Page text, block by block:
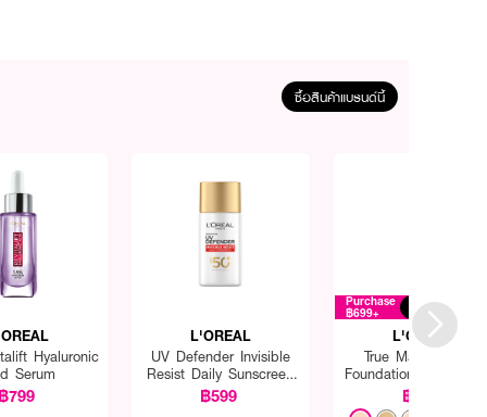
ซื้อสินค้าแบรนด์นี้
Hyaluronic
Serum
799
L'OREAL
UV Defender Invisible
Resist Daily Sunscreen
SPF50+ PA++++ Long
UVA
฿599
Purchase
฿699+ Free
L'OREAL
True Match Liquid
Foundation SPF16
฿499